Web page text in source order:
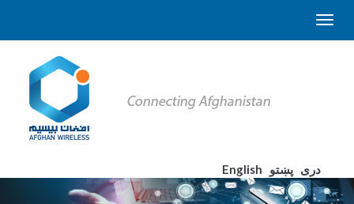
English دری پښتو